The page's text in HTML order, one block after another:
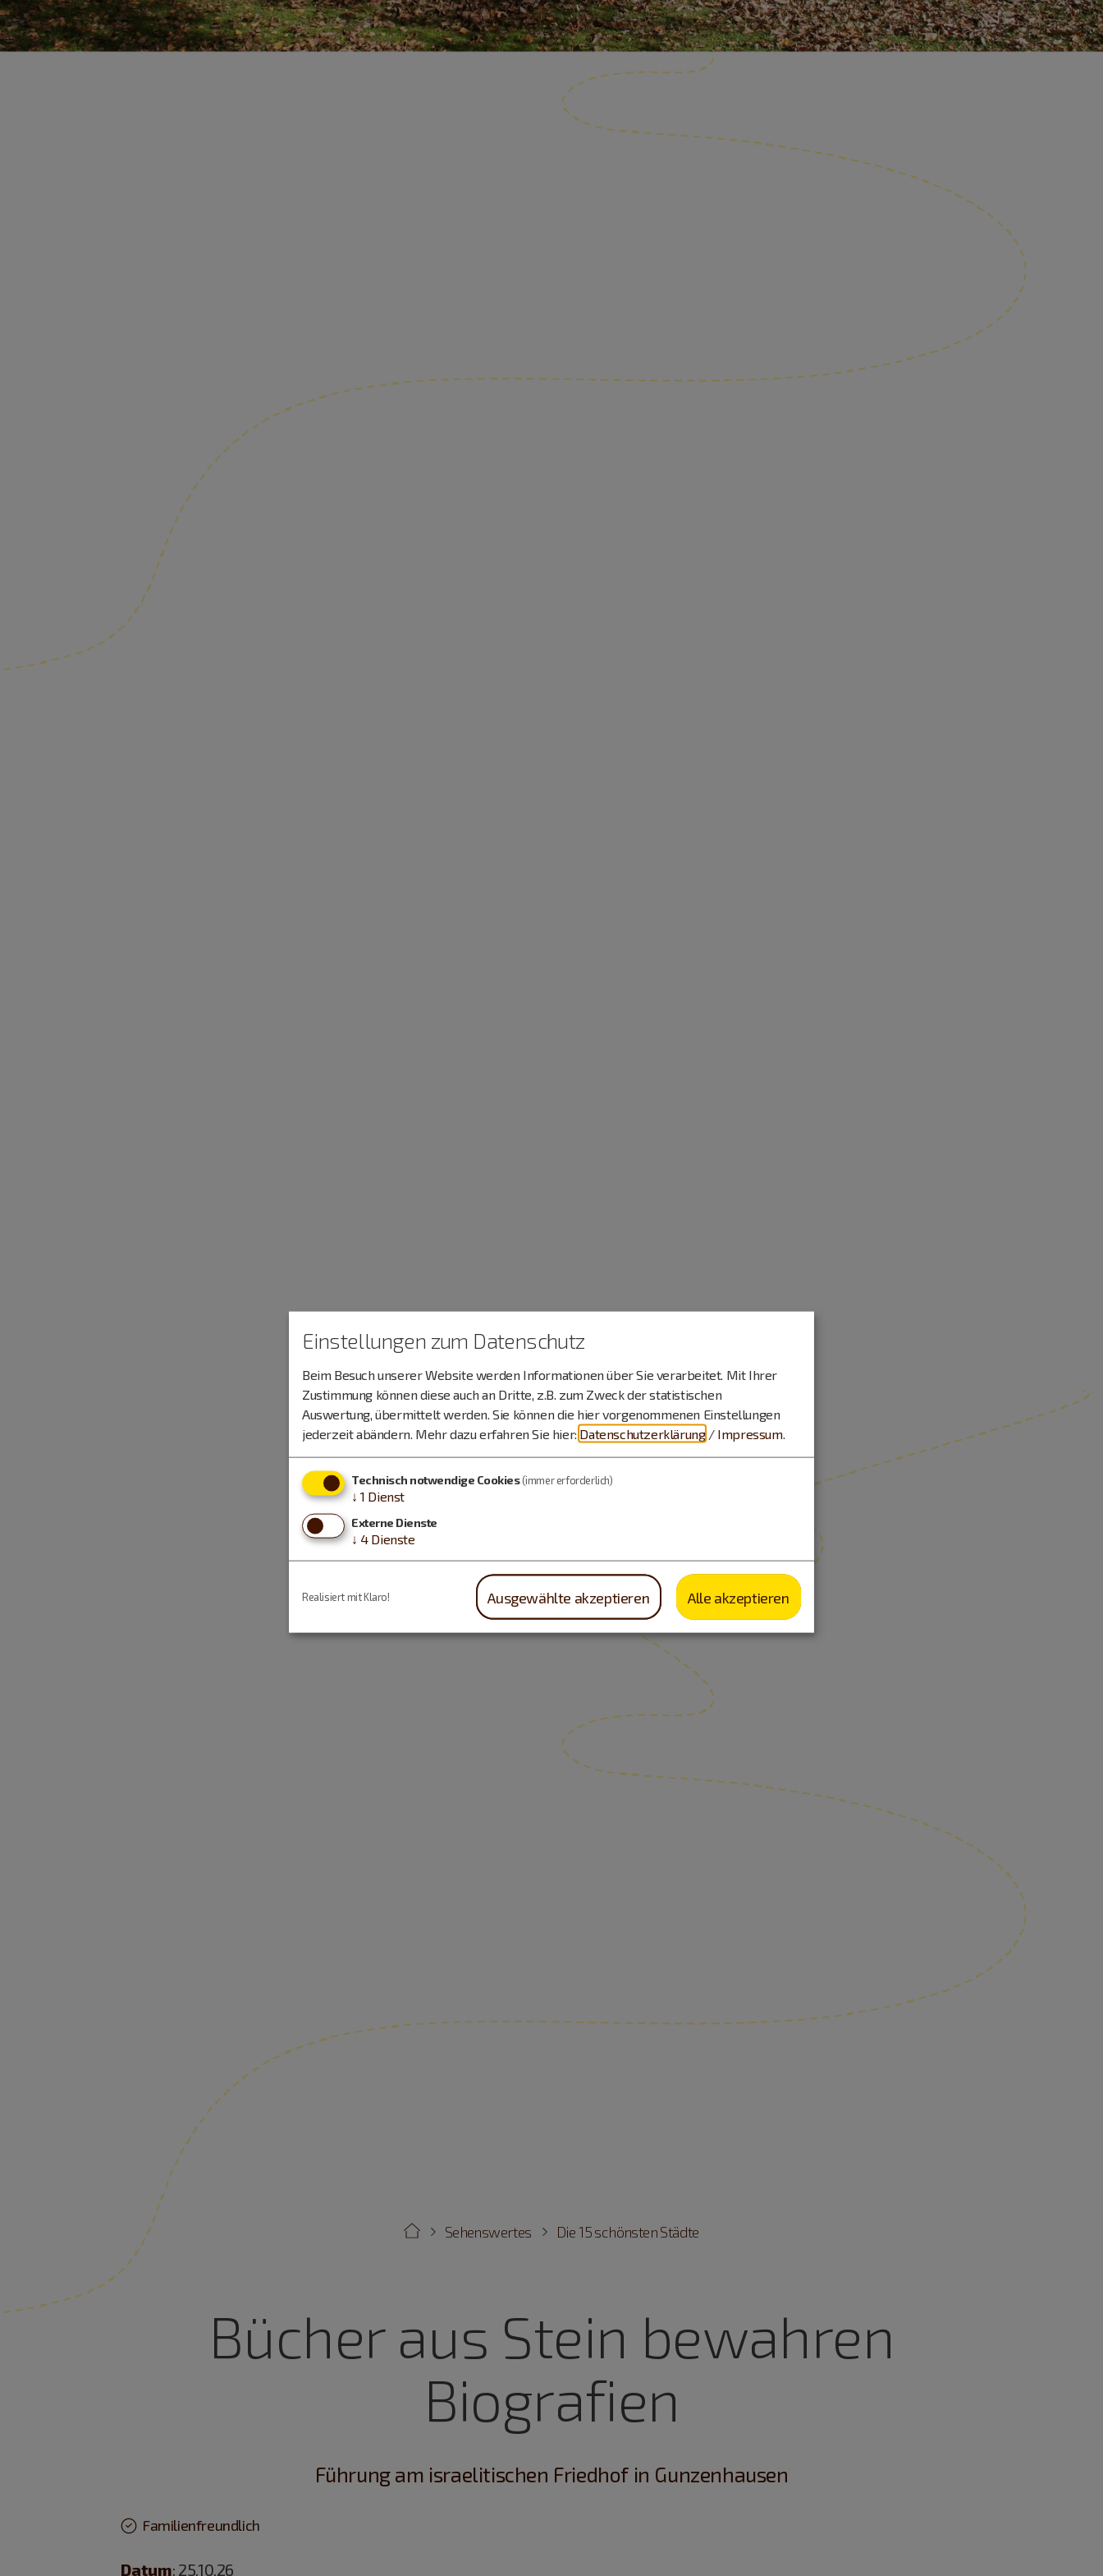
Die 15 schönsten Städte
Sehenswertes
Bücher aus Stein bewahren
Biografien
Führung am israelitischen Friedhof in Gunzenhausen
Familienfreundlich
Datum: 25.10.26
Einstellungen zum Datenschutz
Beim Besuch unserer Website werden Informationen über Sie verarbeitet. Mit Ihrer
Zustimmung können diese auch an Dritte, z.B. zum Zweck der statistischen
Auswertung, übermittelt werden. Sie können die hier vorgenommenen Einstellungen
jederzeit abändern. Mehr dazu erfahren Sie hier: Datenschutzerklärung / Impressum.
Technisch notwendige Cookies(immer erforderlich)
↓ 1 Dienst
Externe Dienste
↓ 4 Dienste
Ausgewählte akzeptieren Alle akzeptieren
Realisiert mit Klaro!